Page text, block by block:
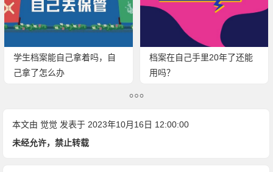
学生档案能自己拿着吗，自
己拿了怎么办
档案在自己手里20年了还能
用吗？
本文由 觉觉 发表于 2023年10月16日 12:00:00
未经允许，禁止转载